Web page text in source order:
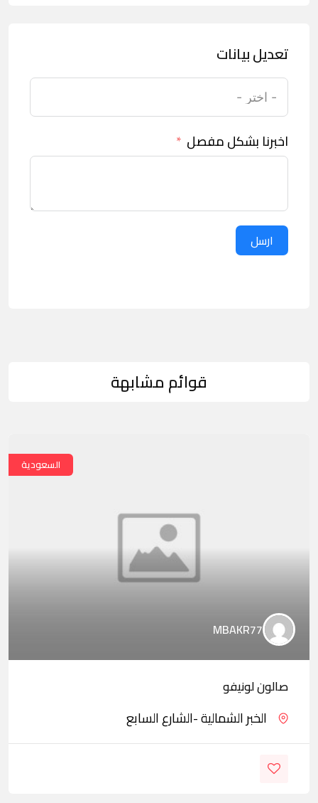
تعديل بيانات
اخبرنا بشكل مفصل
ارسل
قوائم مشابهة
السعودية
MBAKR77
صالون لونيفو
الخبر الشمالية -الشارع السابع